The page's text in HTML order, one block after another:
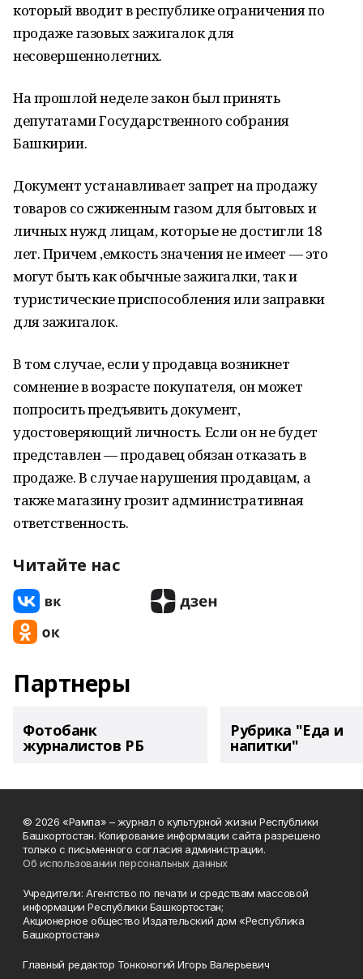
который вводит в республике ограничения по
продаже газовых зажигалок для
несовершеннолетних.
На прошлой неделе закон был принять
депутатами Государственного собрания
Башкирии.
Документ устанавливает запрет на продажу
товаров со сжиженным газом для бытовых и
личных нужд лицам, которые не достигли 18
лет. Причем ,емкость значения не имеет — это
могут быть как обычные зажигалки, так и
туристические приспособления или заправки
для зажигалок.
В том случае, если у продавца возникнет
сомнение в возрасте покупателя, он может
попросить предъявить документ,
удостоверяющий личность. Если он не будет
представлен — продавец обязан отказать в
продаже. В случае нарушения продавцам, а
также магазину грозит административная
ответственность.
Читайте нас
Партнеры
Фотобанк
журналистов РБ
Рубрика "Еда и
напитки"
© 2026 «Рампа» – журнал о культурной жизни Республики
Башкортостан. Копирование информации сайта разрешено
только с письменного согласия администрации.
Об использовании персональных данных
Учредители: Агентство по печати и средствам массовой
информации Республики Башкортостан;
Акционерное общество Издательский дом «Республика
Башкортостан»
Главный редактор Тонконогий Игорь Валерьевич